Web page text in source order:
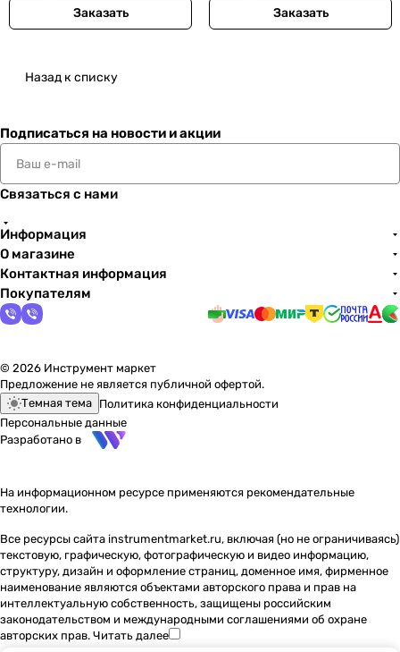
Заказать Заказать
Назад к списку
Подписаться на новости и акции
Связаться с нами
Информация
О магазине
Контактная информация
Покупателям
© 2026 Инструмент маркет
Предложение не является публичной офертой.
Темная тема Политика конфиденциальности
Персональные данные
Разработано в
На информационном ресурсе применяются рекомендательные
технологии.
Все ресурсы сайта instrumentmarket.ru, включая (но не ограничиваясь)
текстовую, графическую, фотографическую и видео информацию,
структуру, дизайн и оформление страниц, доменное имя, фирменное
наименование являются объектами авторского права и прав на
интеллектуальную собственность, защищены российским
законодательством и международными соглашениями об охране
авторских прав. Читать далее